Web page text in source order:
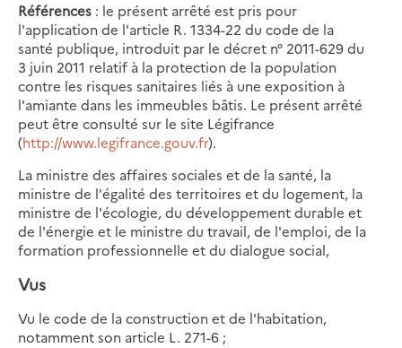
Références : le présent arrêté est pris pour
l'application de l'article R. 1334-22 du code de la
santé publique, introduit par le décret n° 2011-629 du
3 juin 2011 relatif à la protection de la population
contre les risques sanitaires liés à une exposition à
l'amiante dans les immeubles bâtis. Le présent arrêté
peut être consulté sur le site Légifrance
(http://www.legifrance.gouv.fr).
La ministre des affaires sociales et de la santé, la
ministre de l'égalité des territoires et du logement, la
ministre de l'écologie, du développement durable et
de l'énergie et le ministre du travail, de l'emploi, de la
formation professionnelle et du dialogue social,
Vus
Vu le code de la construction et de l'habitation,
notamment son article L. 271-6 ;